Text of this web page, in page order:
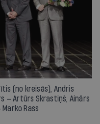
(no kreisās), Andris
— Artūrs Skrastiņš, Ainārs
Rass